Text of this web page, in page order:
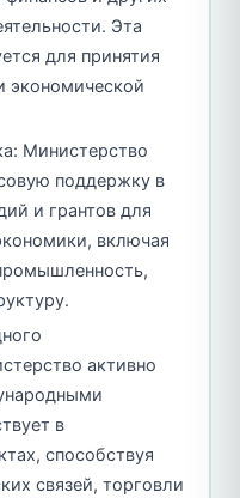
Эта
для принятия
экономической
Министерство
поддержку в
и грантов для
включая
активно
в
способствуя
связей, торговли